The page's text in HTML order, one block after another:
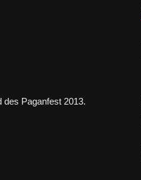
des Paganfest 2013.